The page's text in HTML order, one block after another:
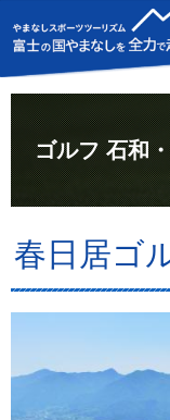
ゴルフ 石和
春日居ゴ